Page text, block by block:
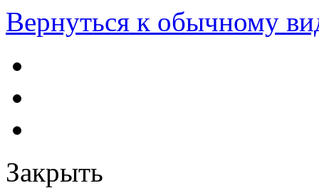
Вернуться к обычному
Закрыть